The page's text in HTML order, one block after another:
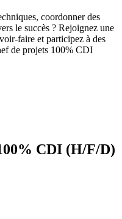
coordonner des
le succès ? Rejoignez une
faire et participez à des
de projets 100% CDI
CDI (H/F/D)